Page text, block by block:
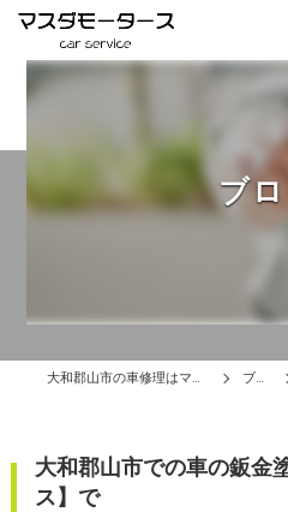
ブ
大和郡山市の車修理はマスダモータース ブログ
大和郡山市での車の鈑金
ス】で